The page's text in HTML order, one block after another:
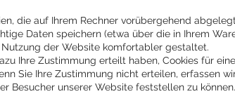
die auf Ihrem Rechner vorübergehend
Daten speichern (etwa über die in Ihrem
der Website komfortabler gestaltet.
Ihre Zustimmung erteilt haben, Cookies für
Sie Ihre Zustimmung nicht erteilen, erfassen
Besucher unserer Website feststellen zu können.